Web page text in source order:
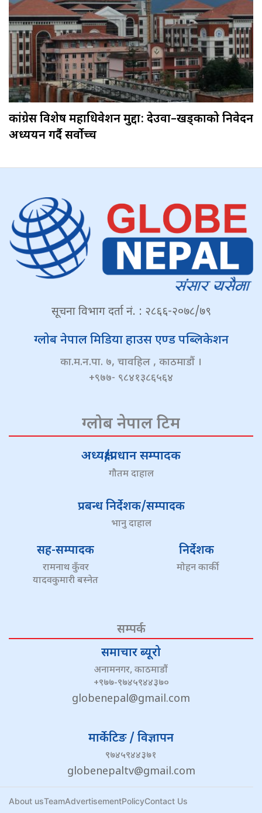
कांग्रेस विशेष महाधिवेशन मुद्दा: देउवा–खड्काको निवेदन
अध्ययन गर्दै सर्वोच्च
सूचना विभाग दर्ता नं. : २८६६-२०७८/७९
ग्लोब नेपाल मिडिया हाउस एण्ड पब्लिकेशन
का.म.न.पा. ७, चावहिल , काठमाडौं ।
+९७७- ९८४१३८६५६४
ग्लोब नेपाल टिम
अध्यक्ष/प्रधान सम्पादक
गौतम दाहाल
प्रबन्ध निर्देशक/सम्पादक
भानु दाहाल
सह-सम्पादक
रामनाथ कुँवर
यादवकुमारी बस्नेत
निर्देशक
मोहन कार्की
सम्पर्क
समाचार ब्यूरो
अनामनगर, काठमाडौं
+९७७-९७४५९४४३७०
globenepal@gmail.com
मार्केटिङ / विज्ञापन
९७४५९४४३७१
globenepaltv@gmail.com
About usTeamAdvertisementPolicyContact Us